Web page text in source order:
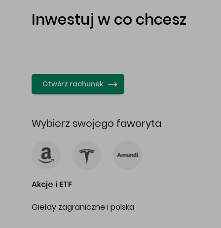
Inwestuj w co chcesz
Otwórz rachunek
Wybierz swojego faworyta
Akcje i ETF
Giełdy zagraniczne i polska